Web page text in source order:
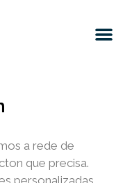
a rede de
que precisa.